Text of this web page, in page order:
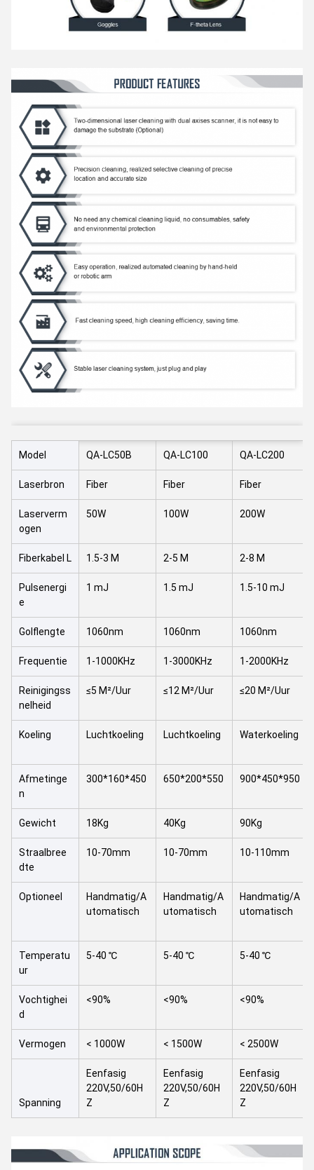
Model QA-LC50B QA-LC100 QA-LC200
Laserbron Fiber Fiber Fiber
Laserverm
ogen
50W 100W 200W
Fiberkabel L 1.5-3 M 2-5 M 2-8 M
Pulsenergi
e
1 mJ 1.5 mJ 1.5-10 mJ
Golflengte 1060nm 1060nm 1060nm
Frequentie 1-1000KHz 1-3000KHz 1-2000KHz
Reinigingss
nelheid
≤5 M²/Uur ≤12 M²/Uur ≤20 M²/Uur
Koeling Luchtkoeling Luchtkoeling Waterkoeling
Afmetinge
n
300*160*450 650*200*550 900*450*950
Gewicht 18Kg 40Kg 90Kg
Straalbree
dte
10-70mm 10-70mm 10-110mm
Optioneel
Handmatig/A
utomatisch
Handmatig/A
utomatisch
Handmatig/A
utomatisch
Temperatu
ur
5-40 ℃ 5-40 ℃ 5-40 ℃
Vochtighei
d
<90% <90% <90%
Vermogen < 1000W < 1500W < 2500W
Spanning
Eenfasig
220V,50/60H
Z
Eenfasig
220V,50/60H
Z
Eenfasig
220V,50/60H
Z